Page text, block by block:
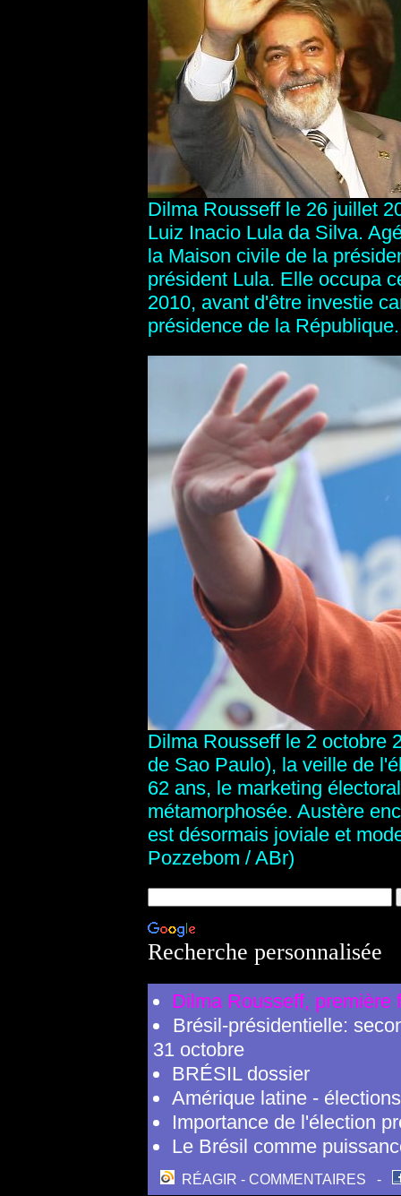
Dilma Rousseff le 26 juillet
Luiz Inacio Lula da Silva.
la Maison civile de la
président Lula. Elle occupa
2010, avant d'être investie
présidence de la
Dilma Rousseff le 2 octobre
de Sao Paulo), la veille de
62 ans, le marketing
métamorphosée. Austère
est désormais joviale et
Pozzebom / ABr)
Recherche personnalisée
Dilma Rousseff, première
Brésil-présidentielle:
31 octobre
BRÉSIL dossier
Amérique latine -
Importance de l'élection
Le Brésil comme
RÉAGIR - COMMENTAIRES -